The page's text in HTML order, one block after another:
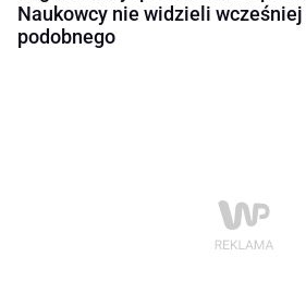
Naukowcy nie widzieli
podobnego